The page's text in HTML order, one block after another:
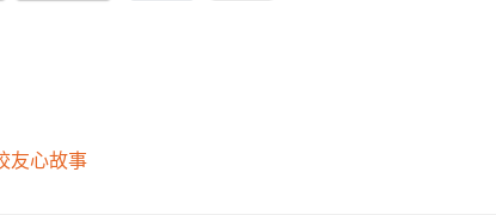
友心故事